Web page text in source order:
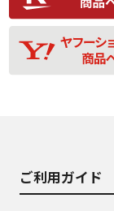
D
使用感
あり、
ご利用ガイド